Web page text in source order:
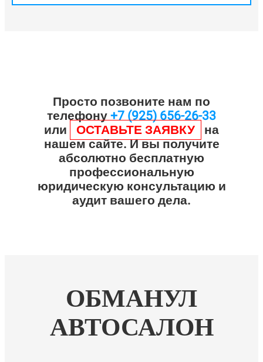
Просто позвоните нам по
телефону +7 (925) 656-26-33
или
ОСТАВЬТЕ ЗАЯВКУ
на
нашем сайте. И вы получите
абсолютно бесплатную
профессиональную
юридическую консультацию и
аудит вашего дела.
ОБМАНУЛ
АВТОСАЛОН